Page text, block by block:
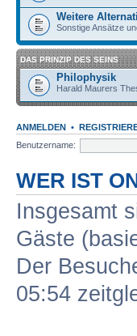
Weitere
Sonstige Ansätze
DAS PRINZIP DES SEINS
Philophysik
Harald Maurers
ANMELDEN •
Benutzername:
WER IST
Insgesamt
Gäste
Der
05:54